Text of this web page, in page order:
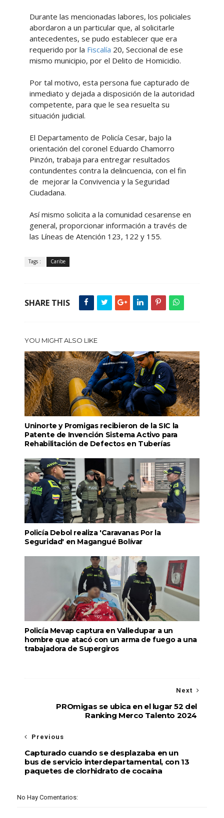
Durante las mencionadas labores, los policiales
abordaron a un particular que, al solicitarle
antecedentes, se pudo establecer que era
requerido por la Fiscalía 20, Seccional de ese
mismo municipio, por el Delito de Homicidio.
Por tal motivo, esta persona fue capturado de
inmediato y dejada a disposición de la autoridad
competente, para que le sea resuelta su
situación judicial.
El Departamento de Policía Cesar, bajo la
orientación del coronel Eduardo Chamorro
Pinzón, trabaja para entregar resultados
contundentes contra la delincuencia, con el fin
de mejorar la Convivencia y la Seguridad
Ciudadana.
Así mismo solicita a la comunidad cesarense en
general, proporcionar información a través de
las Líneas de Atención 123, 122 y 155.
Tags : Caribe
SHARE THIS
YOU MIGHT ALSO LIKE
Uninorte y Promigas recibieron de la SIC la
Patente de Invención Sistema Activo para
Rehabilitación de Defectos en Tuberías
Policía Debol realiza 'Caravanas Por la
Seguridad' en Magangué Bolívar
Policía Mevap captura en Valledupar a un
hombre que atacó con un arma de fuego a una
trabajadora de Supergiros
Next
PROmigas se ubica en el lugar 52 del
Ranking Merco Talento 2024
Previous
Capturado cuando se desplazaba en un
bus de servicio interdepartamental, con 13
paquetes de clorhidrato de cocaína
No Hay Comentarios: